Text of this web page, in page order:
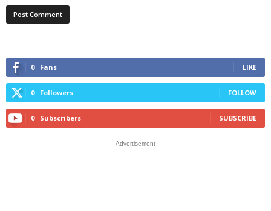
0 Fans LIKE
0 Followers FOLLOW
0 Subscribers SUBSCRIBE
- Advertisement -